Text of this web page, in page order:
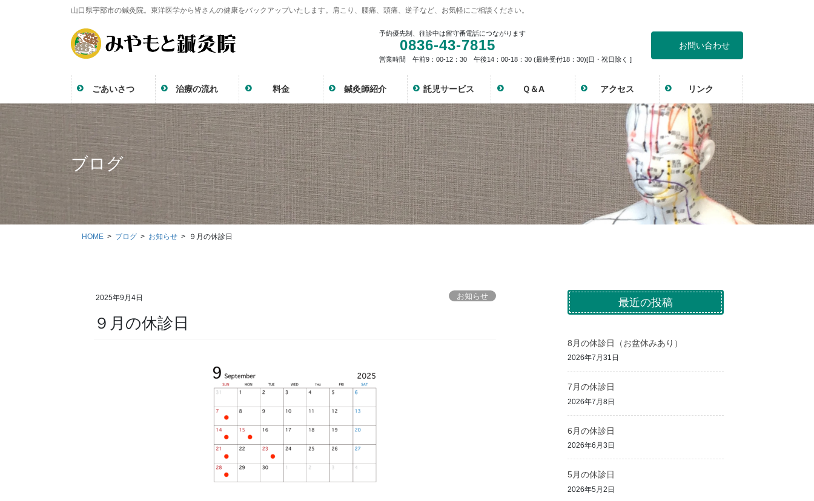
動
に
動
山口県宇部市の鍼灸院。東洋医学から皆さんの健康をバックアップいたします。肩こり、腰痛、頭痛、逆子など、お気軽にご相談ください。
予約優先制、往診中は留守番電話につながります
0836-43-7815
営業時間 午前9：00-12：30 午後14：00-18：30 (最終受付18：30)[日・祝日除く ]
お問い合わせ
ごあいさつ 治療の流れ 料金 鍼灸師紹介 託児サービス Ｑ＆A アクセス リンク
ブログ
HOME ブログ お知らせ ９月の休診日
2025年9月4日 お知らせ
９月の休診日
最近の投稿
8月の休診日（お盆休みあり）
2026年7月31日
7月の休診日
2026年7月8日
6月の休診日
2026年6月3日
5月の休診日
2026年5月2日